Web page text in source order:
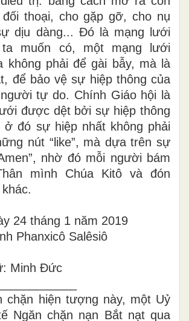
thoại, cho gặp gỡ, cho nụ
dịu dàng... Đó là mạng lưới
muốn có, một mạng lưới
không phải để gài bẫy, mà là
để bảo vệ sự hiệp thông của
tự do. Chính Giáo hội là
được dệt bởi sự hiệp thông
ở đó sự hiệp nhất không phải
nút “like”, mà dựa trên sự
nhờ đó mỗi người bám
mình Chúa Kitô và đón
24 tháng 1 năm 2019
Phanxicô Salêsiô
Minh Đức
chặn hiện tượng này, một Uỷ
Ngăn chặn nạn Bắt nạt qua